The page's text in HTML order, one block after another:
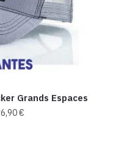
Grands Espaces
€